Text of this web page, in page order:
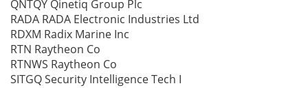
QNTQY Qinetiq Group Plc
RADA RADA Electronic Industries Ltd
RDXM Radix Marine Inc
RTN Raytheon Co
RTNWS Raytheon Co
SITGQ Security Intelligence Tech I